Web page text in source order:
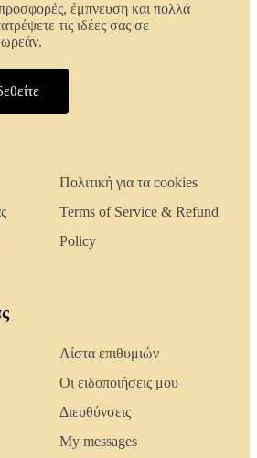
έμπνευση και πολλά
τις ιδέες σας σε
Πολιτική για τα cookies
Terms of Service & Refund
Policy
Λίστα επιθυμιών
Οι ειδοποιήσεις μου
Διευθύνσεις
My messages